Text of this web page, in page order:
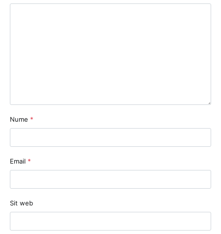
Nume *
Email *
Sit web